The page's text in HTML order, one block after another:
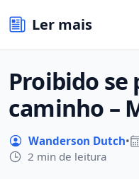
Ler mais
Proibido se
caminho –
Wanderson Dutch•
2 min de leitura